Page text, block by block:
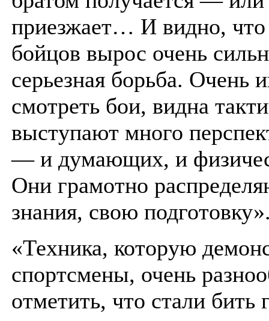
приезжает… И видно, что
бойцов вырос очень
серьезная борьба. Очень
смотреть бои, видна
выступают много
— и думающих, и
Они грамотно
знания, свою
«Техника, которую
спортсмены, очень
отметить, что стали